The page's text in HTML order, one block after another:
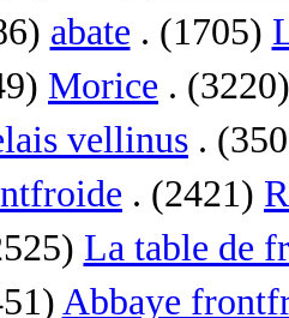
abate . (1705)
Morice .
vellinus .
. (2421)
La table de
Abbaye